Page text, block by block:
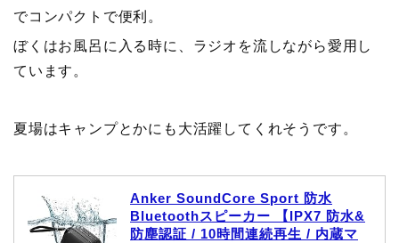
でコンパクトで便利。
ぼくはお風呂に入る時に、ラジオを流しながら愛用し
ています。
夏場はキャンプとかにも大活躍してくれそうです。
Anker SoundCore Sport 防水
Bluetoothスピーカー 【IPX7 防水&
防塵認証 / 10時間連続再生 / 内蔵マ